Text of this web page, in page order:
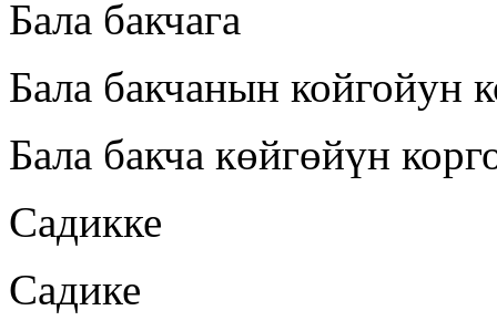
Бала бакчага
Бала бакчанын койгойун
Бала бакча көйгөйүн
Садикке
Садике